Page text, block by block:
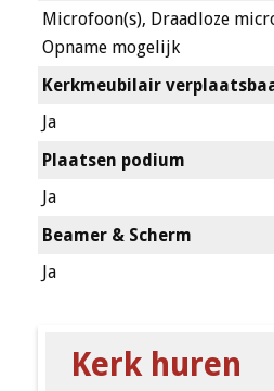
Microfoon(s), Draadloze
Opname mogelijk
Kerkmeubilair
Ja
Plaatsen podium
Ja
Beamer & Scherm
Ja
Kerk huren